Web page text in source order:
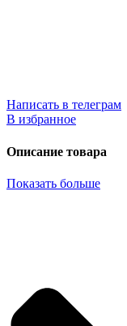
Написать в телеграм
В избранное
Описание товара
Показать больше